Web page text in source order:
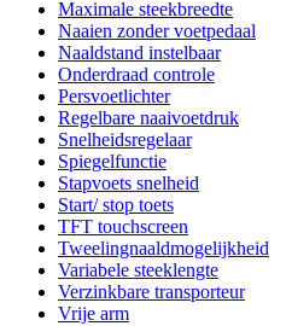
Maximale steekbreedte
Naaien zonder voetpedaal
Naaldstand instelbaar
Onderdraad controle
Persvoetlichter
Regelbare naaivoetdruk
Snelheidsregelaar
Spiegelfunctie
Stapvoets snelheid
Start/ stop toets
TFT touchscreen
Tweelingnaaldmogelijkheid
Variabele steeklengte
Verzinkbare transporteur
Vrije arm